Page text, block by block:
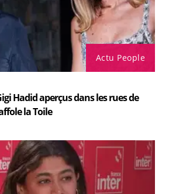
Actu People
Hadid aperçus dans les rues de
la Toile